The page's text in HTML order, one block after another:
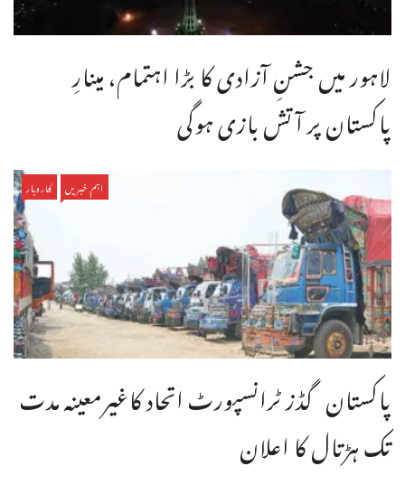
لاہور میں جشنِ آزادی کا بڑا اہتمام، مینارِ
پاکستان پر آتش بازی ہوگی
اہم خبریں کاروبار
پاکستان گڈز ٹرانسپورٹ اتحاد کاغیرمعینہ مدت
تک ہڑتال کا اعلان